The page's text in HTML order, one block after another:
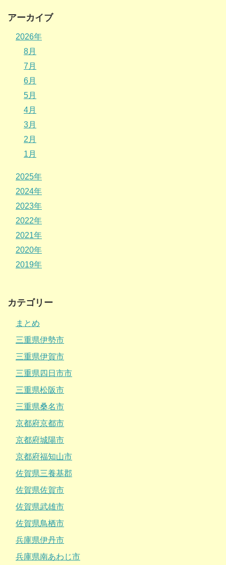
アーカイブ
2026年
8月
7月
6月
5月
4月
3月
2月
1月
2025年
2024年
2023年
2022年
2021年
2020年
2019年
カテゴリー
まとめ
三重県伊勢市
三重県伊賀市
三重県四日市市
三重県松阪市
三重県桑名市
京都府京都市
京都府城陽市
京都府福知山市
佐賀県三養基郡
佐賀県佐賀市
佐賀県武雄市
佐賀県鳥栖市
兵庫県伊丹市
兵庫県南あわじ市